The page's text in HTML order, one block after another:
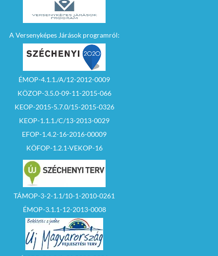
A Versenyképes Járások programról:
ÉMOP-4.1.1./A/12-2012-0009
KÖZOP-3.5.0-09-11-2015-066
KEOP-2015-5.7.0/15-2015-0326
KEOP-1.1.1./C/13-2013-0029
EFOP-1.4.2-16-2016-00009
KÖFOP-1.2.1-VEKOP-16
TÁMOP-3-2-1.1/10-1-2010-0261
ÉMOP-3.1.1-12-2013-0008